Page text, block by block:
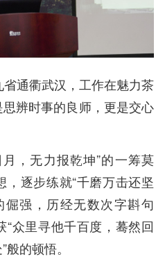
通衢武汉，工作在魅力茶
辨时事的良师，更是交心
，无力报乾坤”的一筹莫
，逐步练就“千磨万击还坚
强，历经无数次字斟句
众里寻他千百度，蓦然回
的顿悟。